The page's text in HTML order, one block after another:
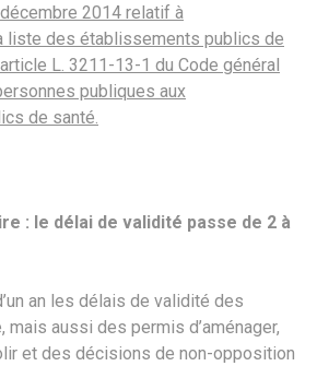
2014 relatif à
liste des établissements publics de
L. 3211-13-1 du Code général
publiques aux
de santé.
: le délai de validité passe de 2 à
an les délais de validité des
aussi des permis d’aménager,
et des décisions de non-opposition